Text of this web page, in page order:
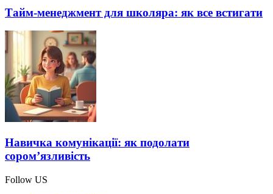
Тайм-менеджмент для школяра: як все встигати
Навичка комунікації: як подолати
сором’язливість
Follow US